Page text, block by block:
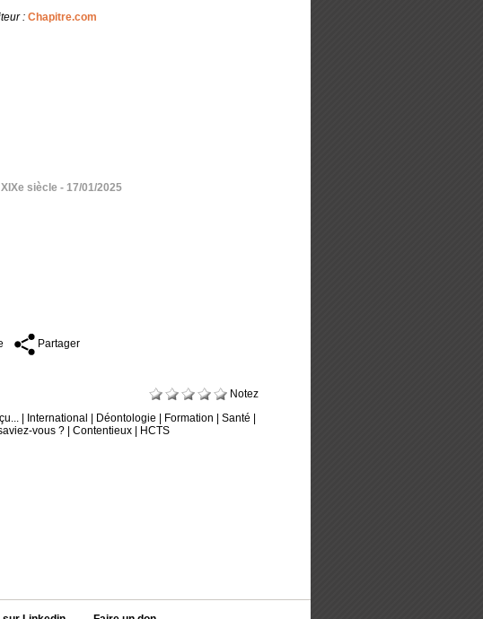
: Chapitre.com
siècle - 17/01/2025
Partager
Notez
International Déontologie Formation |Santé
vous ? |Contentieux HCTS